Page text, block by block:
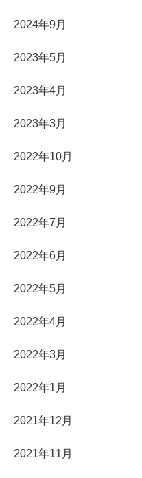
2024年9月
2023年5月
2023年4月
2023年3月
2022年10月
2022年9月
2022年7月
2022年6月
2022年5月
2022年4月
2022年3月
2022年1月
2021年12月
2021年11月